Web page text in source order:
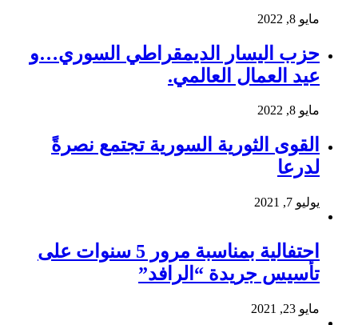
مايو 8, 2022
حزب اليسار الديمقراطي السوري…و
عيد العمال العالمي.
مايو 8, 2022
القوى الثورية السورية تجتمع نصرةً
لدرعا
يوليو 7, 2021
احتفالية بمناسبة مرور 5 سنوات على
تأسيس جريدة “الرافد”
مايو 23, 2021